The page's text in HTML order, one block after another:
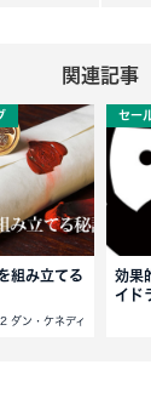
関連記事
組み立てる
ダン・ケネディ
セー
効果
イド